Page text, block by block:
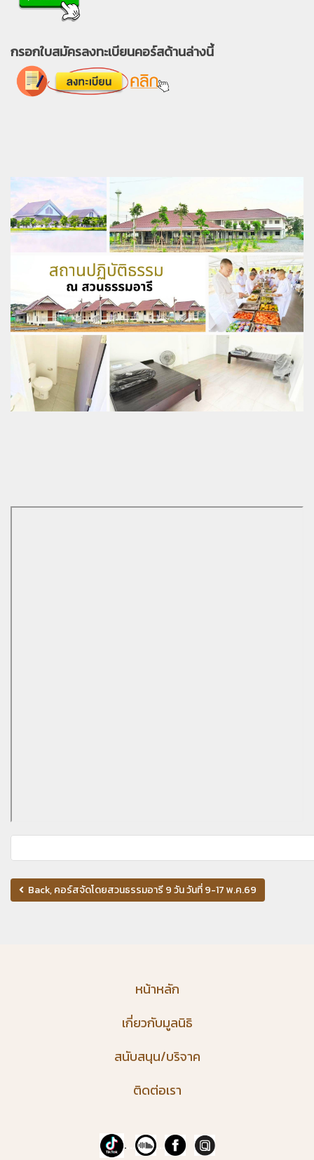
กรอกใบสมัครลงทะเบียนคอร์สด้านล่างนี้
Back, คอร์สจัดโดยสวนธรรมอารี 9 วัน วันที่ 9-17 พ.ค.69
หน้าหลัก
เกี่ยวกับมูลนิธิ
สนับสนุน/บริจาค
ติดต่อเรา
. ...